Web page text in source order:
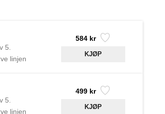
5.
linjen
584 kr
5.
linjen
499 kr